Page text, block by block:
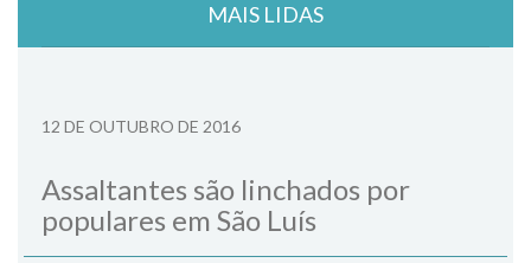
MAIS LIDAS
12 DE OUTUBRO DE 2016
Assaltantes são linchados por
populares em São Luís